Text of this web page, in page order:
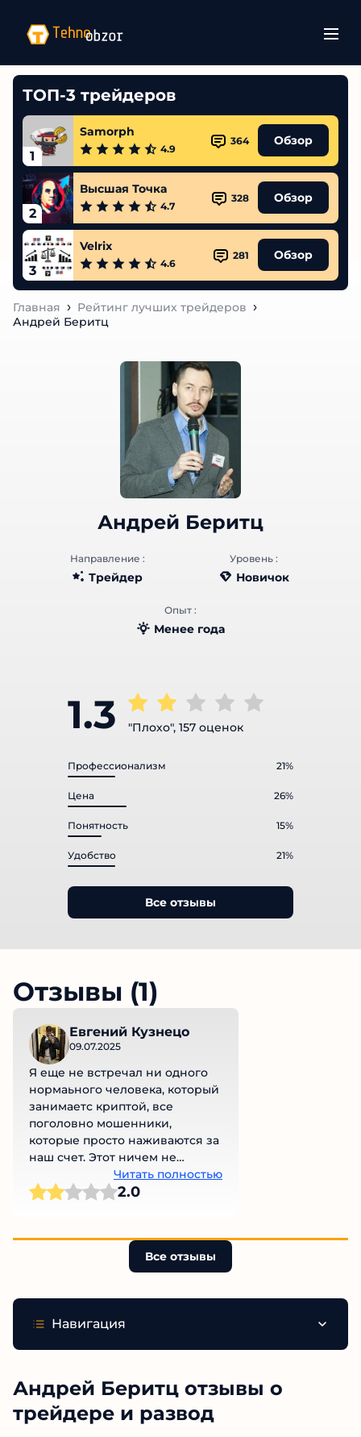
ТОП-3 трейдеров
1
Samorph
4.9
364 Обзор
2
Высшая Точка
4.7
328 Обзор
3
Velrix
4.6
281 Обзор
Главная
Рейтинг лучших трейдеров
Андрей Беритц
Андрей Беритц
Направление :
Трейдер
Уровень :
Новичок
Опыт :
Менее года
1.3 "Плохо", 157 оценок
Профессионализм 21%
Цена 26%
Понятность 15%
Удобство 21%
Все отзывы
Отзывы (1)
Евгений Кузнецо
09.07.2025
Я еще не встречал ни одного
нормаьного человека, который
занимаетс криптой, все
поголовно мошенники,
которые просто наживаются за
наш счет. Этот ничем не
отличается от нихЧитать полностью
2.0
Все отзывы
Навигация
Андрей Беритц отзывы о
трейдере и развод